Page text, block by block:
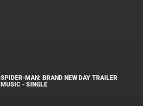
SPIDER-MAN: BRAND NEW DAY TRAILER
MUSIC - SINGLE